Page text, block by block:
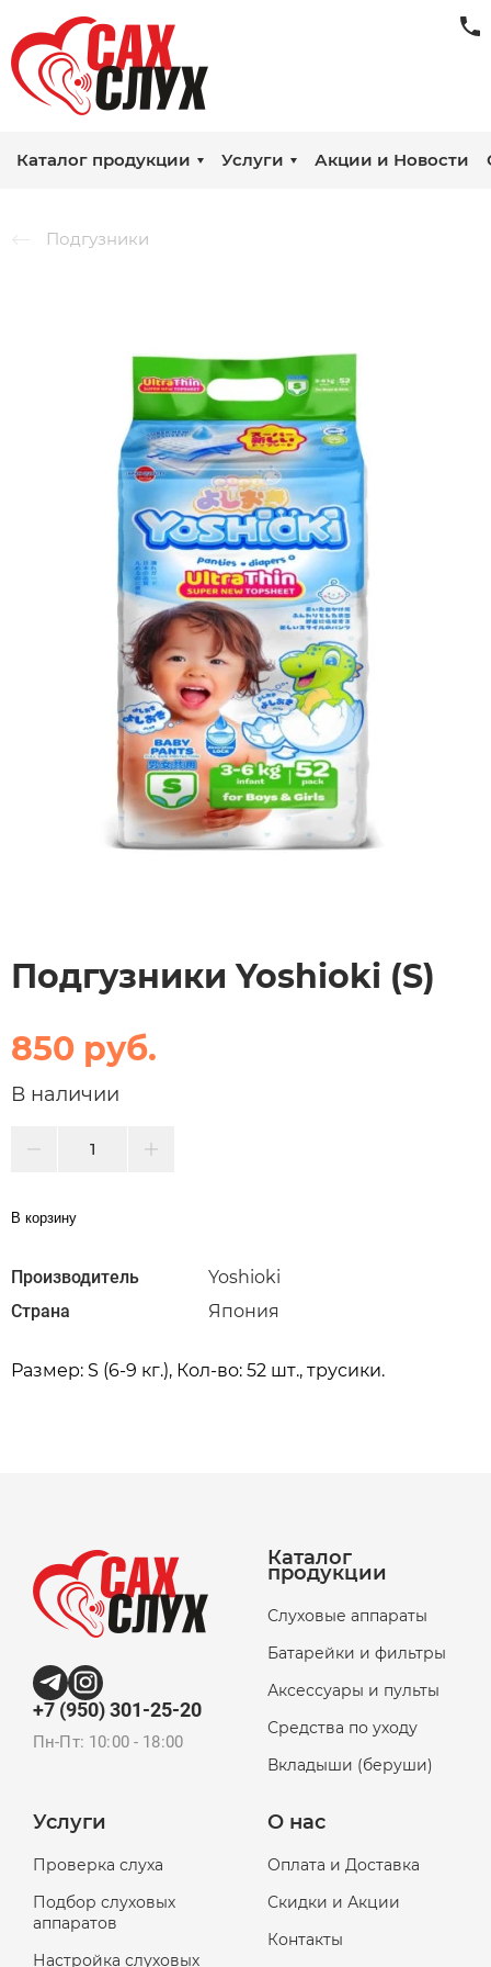
Каталог продукции Услуги Акции и Новости
Подгузники
Подгузники Yoshioki (S)
850 руб.
В наличии
В корзину
Производитель
Yoshioki
Страна
Япония
Размер: S (6-9 кг.), Кол-во: 52 шт., трусики.
+7 (950) 301-25-20
Пн-Пт: 10:00 - 18:00
Каталог
продукции
Слуховые аппараты
Батарейки и фильтры
Аксессуары и пульты
Средства по уходу
Вкладыши (беруши)
Услуги
Проверка слуха
Подбор слуховых
аппаратов
Настройка слуховых
О нас
Оплата и Доставка
Скидки и Акции
Контакты